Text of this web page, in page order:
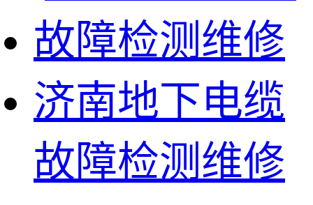
济南地下电缆
故障检测维修